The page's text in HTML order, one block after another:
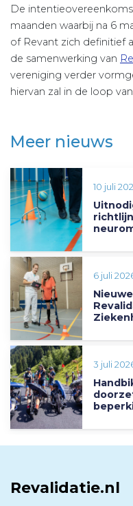
De
maanden waarbij na 6
of Revant zich definitief
de samenwerking van
vereniging verder
hiervan zal in de loop
Meer nieuws
10 juli
6 juli
3 juli
Revalidatie.nl